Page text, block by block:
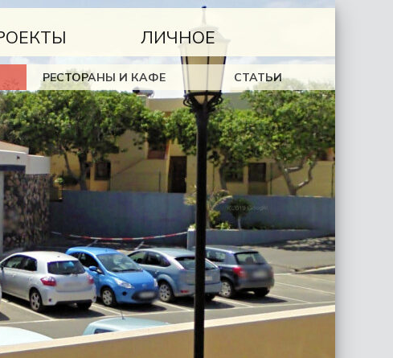
РЕСТОРАНЫ И КАФЕ СТАТЬИ
ЛИЧНОЕ